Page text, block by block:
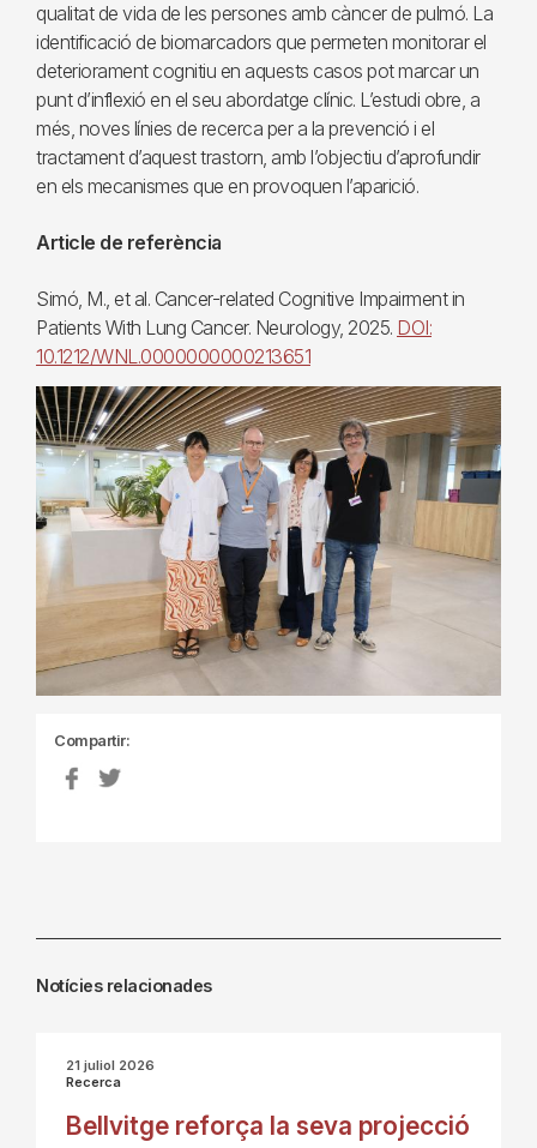
qualitat de vida de les persones amb càncer de pulmó. La
identificació de biomarcadors que permeten monitorar el
deteriorament cognitiu en aquests casos pot marcar un
punt d’inflexió en el seu abordatge clínic. L’estudi obre, a
més, noves línies de recerca per a la prevenció i el
tractament d’aquest trastorn, amb l’objectiu d’aprofundir
en els mecanismes que en provoquen l’aparició.
Article de referència
Simó, M., et al. Cancer-related Cognitive Impairment in
Patients With Lung Cancer. Neurology, 2025. DOI:
10.1212/WNL.0000000000213651
Compartir:
Notícies relacionades
21 juliol 2026
Recerca
Bellvitge reforça la seva projecció